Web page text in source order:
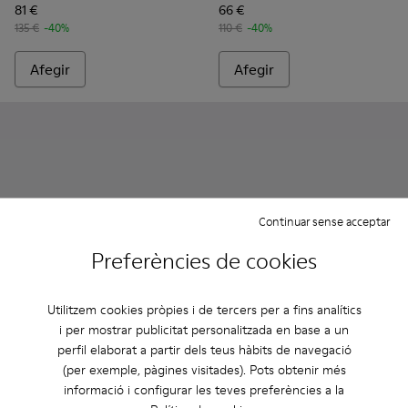
Preferències de cookies
Utilitzem cookies pròpies i de tercers per a fins analítics
i per mostrar publicitat personalitzada en base a un
perfil elaborat a partir dels teus hàbits de navegació
(per exemple, pàgines visitades). Pots obtenir més
informació i configurar les teves preferències a la
Continuar sense acceptar
81 €
135 € -40%
Afegir
66 €
110 € -40%
Afegir
Lluc Sandal - K101091-005 - Sandàlies de pell de camussa
Lluc Sandal - K101091-004 - Sandàlies de camussa
Lluc Sandal - K101091-003 - Sandàlies de pell
Lluc Sandal - K101091-002 - Sandàlies
Lluc Sandal - K101091-001 -
Lluc Sandal
Lluc Sandal - K101091-001 -
Lluc Sandal -Lluc Sandal -
Lluc Sandal
96 €